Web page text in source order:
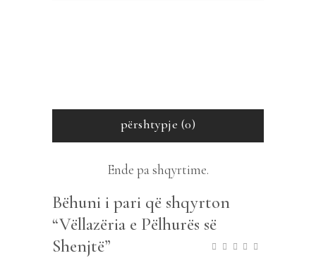
përshtypje (0)
Ende pa shqyrtime.
Bëhuni i pari që shqyrton
“Vëllazëria e Pëlhurës së
Shenjtë”